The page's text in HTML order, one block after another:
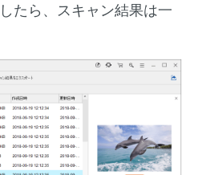
たら、スキャン結果は一